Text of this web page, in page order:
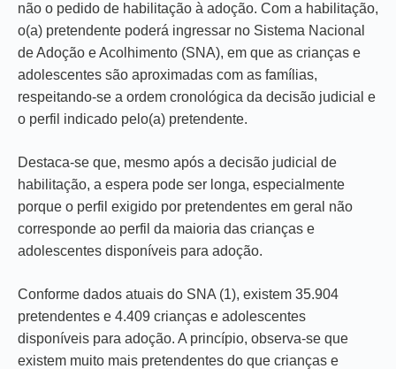
não o pedido de habilitação à adoção. Com a habilitação,
o(a) pretendente poderá ingressar no Sistema Nacional
de Adoção e Acolhimento (SNA), em que as crianças e
adolescentes são aproximadas com as famílias,
respeitando-se a ordem cronológica da decisão judicial e
o perfil indicado pelo(a) pretendente.
Destaca-se que, mesmo após a decisão judicial de
habilitação, a espera pode ser longa, especialmente
porque o perfil exigido por pretendentes em geral não
corresponde ao perfil da maioria das crianças e
adolescentes disponíveis para adoção.
Conforme dados atuais do SNA (1), existem 35.904
pretendentes e 4.409 crianças e adolescentes
disponíveis para adoção. A princípio, observa-se que
existem muito mais pretendentes do que crianças e